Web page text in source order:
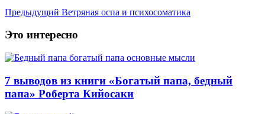
Предыдущий Ветряная оспа и психосоматика
Это интересно
7 выводов из книги «Богатый папа, бедный
папа» Роберта Кийосаки